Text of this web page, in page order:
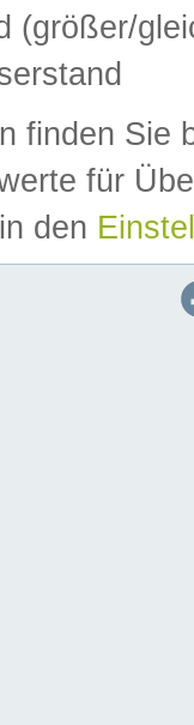
(größer/
finden Sie
für
den